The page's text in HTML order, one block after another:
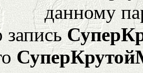
данному
запись